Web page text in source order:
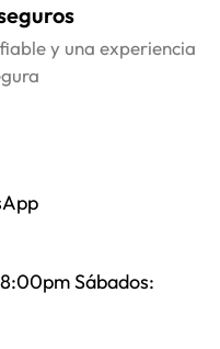
y una experiencia
Sábados: